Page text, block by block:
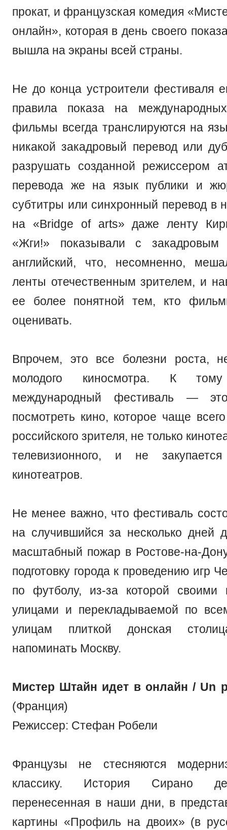
прокат, и французская комедия
онлайн», которая в день своего
вышла на экраны всей страны.
Не до конца устроители фестиваля
правила показа на
фильмы всегда транслируются на
никакой закадровый перевод или
разрушать созданной режиссером
перевода же на язык публики и
субтитры или синхронный перевод в
на «Bridge of arts» даже ленту
«Жги!» показывали с закадровым
английский, что, несомненно,
ленты отечественным зрителем, и
ее более понятной тем, кто
оценивать.
Впрочем, это все болезни роста,
молодого киносмотра. К
международный фестиваль —
посмотреть кино, которое чаще
российского зрителя, не только
телевизионного, и не
кинотеатров.
Не менее важно, что фестиваль
на случившийся за несколько дней
масштабный пожар в Ростове-на-
подготовку города к проведению игр
по футболу, из-за которой своими
улицами и перекладываемой по
улицам плиткой донская
напоминать Москву.
Мистер Штайн идет в онлайн / Un
(Франция)
Режиссер: Стефан Робели
Французы не стесняются
классику. История Сирано
перенесенная в наши дни, в
картины «Профиль на двоих» (в